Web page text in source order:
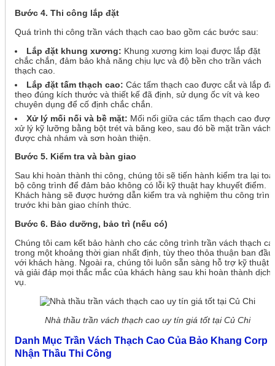
Bước 4. Thi công lắp đặt
Quá trình thi công trần vách thạch cao bao gồm các bước sau:
Lắp đặt khung xương: Khung xương kim loại được lắp đặt
chắc chắn, đảm bảo khả năng chịu lực và độ bền cho trần vách
thạch cao.
Lắp đặt tấm thạch cao: Các tấm thạch cao được cắt và lắp
theo đúng kích thước và thiết kế đã định, sử dụng ốc vít và keo
chuyên dụng để cố định chắc chắn.
Xử lý mối nối và bề mặt: Mối nối giữa các tấm thạch cao được
xử lý kỹ lưỡng bằng bột trét và băng keo, sau đó bề mặt trần vách
được chà nhám và sơn hoàn thiện.
Bước 5. Kiểm tra và bàn giao
Sau khi hoàn thành thi công, chúng tôi sẽ tiến hành kiểm tra lại
bộ công trình để đảm bảo không có lỗi kỹ thuật hay khuyết điểm.
Khách hàng sẽ được hướng dẫn kiểm tra và nghiệm thu công trình
trước khi bàn giao chính thức.
Bước 6. Bảo dưỡng, bảo trì (nếu có)
Chúng tôi cam kết bảo hành cho các công trình trần vách thạch
trong một khoảng thời gian nhất định, tùy theo thỏa thuận ban đầu
với khách hàng. Ngoài ra, chúng tôi luôn sẵn sàng hỗ trợ kỹ thuật
và giải đáp mọi thắc mắc của khách hàng sau khi hoàn thành dịch
vụ.
Nhà thầu trần vách thạch cao uy tín giá tốt tại Củ Chi
Danh Mục Trần Vách Thạch Cao Của Bảo Khang Corp
Nhận Thầu Thi Công